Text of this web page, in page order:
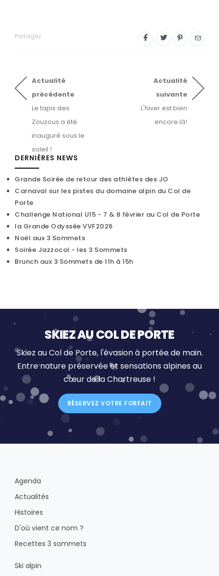
Partagez
Actualité
précédente
Le tapis des
Zouzous a été
inauguré sous le
soleil !
Actualité
suivante
L'hiver est bien
encore là!
DERNIÈRES NEWS
Grande Soirée de retour des athlètes des JO
Carnaval sur les pistes du domaine alpin du Col de
Porte
Challenge National U15 - 7 & 8 février au Col de Porte
la Grande Odyssée VVF2026
Noël aux 3 Sommets
Soirée Jazzocol - les 3 Sommets
Brunch aux 3 Sommets de 11h à 15h
SKIEZ AU COL DE PORTE
Skiez au Col de Porte, l'évasion à portée de main.
Entre nature préservée et sensations alpines au
cœur de la Chartreuse !
RÉSERVEZ VOTRE FORFAIT
Agenda
Actualités
Histoires
D'où vient ce nom ?
Recettes 3 sommets
Ski alpin